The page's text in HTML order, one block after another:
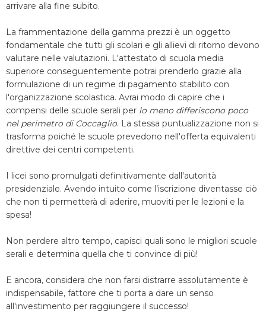
arrivare alla fine subito.
La frammentazione della gamma prezzi è un oggetto
fondamentale che tutti gli scolari e gli allievi di ritorno devono
valutare nelle valutazioni. L'attestato di scuola media
superiore conseguentemente potrai prenderlo grazie alla
formulazione di un regime di pagamento stabilito con
l'organizzazione scolastica. Avrai modo di capire che i
compensi delle scuole serali per lo meno differiscono poco
nel perimetro di Coccaglio. La stessa puntualizzazione non si
trasforma poiché le scuole prevedono nell'offerta equivalenti
direttive dei centri competenti.
I licei sono promulgati definitivamente dall'autorità
presidenziale. Avendo intuito come l’iscrizione diventasse ciò
che non ti permetterà di aderire, muoviti per le lezioni e la
spesa!
Non perdere altro tempo, capisci quali sono le migliori scuole
serali e determina quella che ti convince di più!
E ancora, considera che non farsi distrarre assolutamente è
indispensabile, fattore che ti porta a dare un senso
all'investimento per raggiungere il successo!